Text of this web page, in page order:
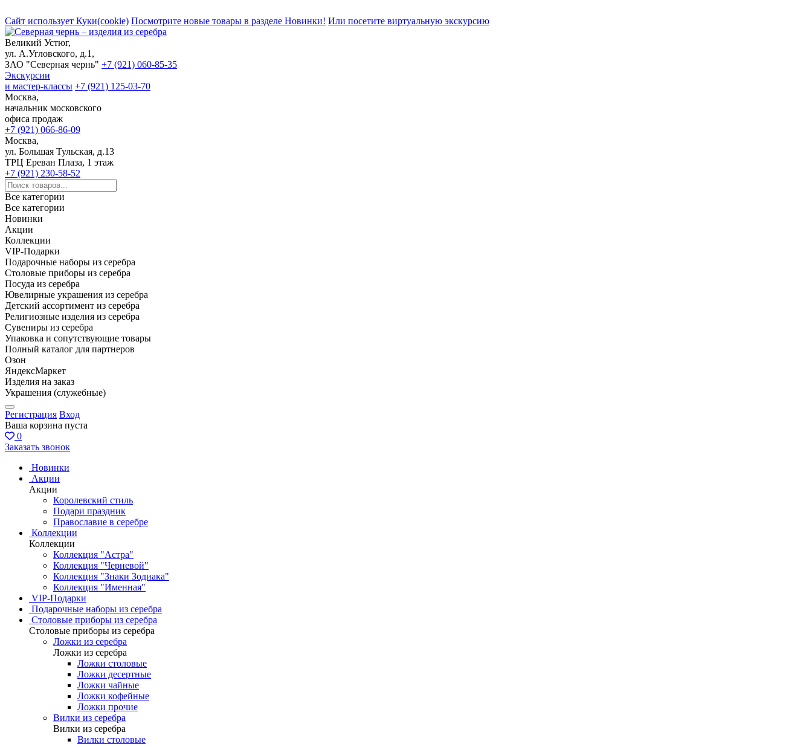
Сайт использует Куки(cookie) Посмотрите новые товары в разделе Новинки! Или посетите виртуальную экскурсию
Великий Устюг,
ул. А.Угловского, д.1,
ЗАО "Северная чернь" +7 (921) 060-85-35
Экскурсии
и мастер-классы +7 (921) 125-03-70
Москва,
начальник московского
офиса продаж
+7 (921) 066-86-09
Москва,
ул. Большая Тульская, д.13
ТРЦ Ереван Плаза, 1 этаж
+7 (921) 230-58-52
Все категории
Все категории
Новинки
Акции
Коллекции
VIP-Подарки
Подарочные наборы из серебра
Столовые приборы из серебра
Посуда из серебра
Ювелирные украшения из серебра
Детский ассортимент из серебра
Религиозные изделия из серебра
Сувениры из серебра
Упаковка и сопутствующие товары
Полный каталог для партнеров
Озон
ЯндексМаркет
Изделия на заказ
Украшения (служебные)
Регистрация Вход
Ваша корзина пуста
0
Заказать звонок
Новинки
Акции
Акции
Королевский стиль
Подари праздник
Православие в серебре
Коллекции
Коллекции
Коллекция "Астра"
Коллекция "Черневой"
Коллекция "Знаки Зодиака"
Коллекция "Именная"
VIP-Подарки
Подарочные наборы из серебра
Столовые приборы из серебра
Столовые приборы из серебра
Ложки из серебра
Ложки из серебра
Ложки столовые
Ложки десертные
Ложки чайные
Ложки кофейные
Ложки прочие
Вилки из серебра
Вилки из серебра
Вилки столовые